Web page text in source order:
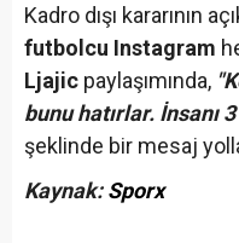
Kadro dışı kararının
futbolcu Instagram
Ljajic paylaşımında,
bunu hatırlar. İnsanı
şeklinde bir mesaj
Kaynak:Sporx